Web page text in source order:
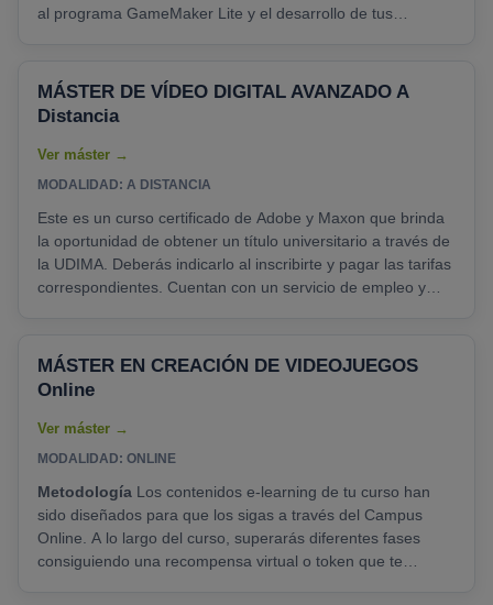
al programa GameMaker Lite y el desarrollo de tus
relevancia actual del sector de los videojuegos en el
desarrollo de aplicaciones digitales y online, a través de
MÁSTER DE VÍDEO DIGITAL AVANZADO A
Distancia
MODALIDAD: A DISTANCIA
Este es un curso certificado de Adobe y Maxon que brinda
la oportunidad de obtener un título universitario a través de
la UDIMA. Deberás indicarlo al inscribirte y pagar las tarifas
correspondientes. Cuentan con un servicio de empleo y
asociadas se encuentran organizaciones como Forbes o
Samsung. Proporciona mucha flexibilidad. En primer lugar,
MÁSTER EN CREACIÓN DE VIDEOJUEGOS
Online
MODALIDAD: ONLINE
Metodología
sido diseñados para que los sigas a través del Campus
Online. A lo largo del curso, superarás diferentes fases
consiguiendo una recompensa virtual o token que te